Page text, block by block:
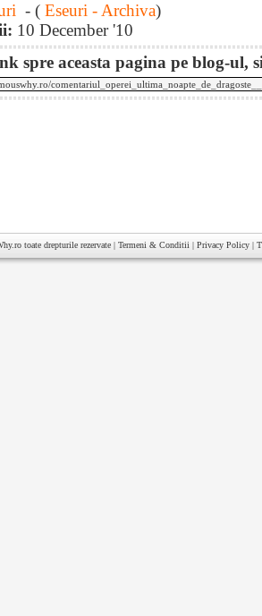
- ( Eseuri - Archiva)
10 December '10
spre aceasta pagina pe blog-ul,
toate drepturile rezervate | Termeni & Conditii | Privacy Policy |